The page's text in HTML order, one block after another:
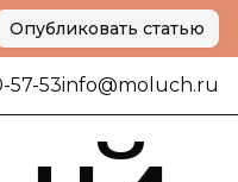
Опубликовать статью
57-53info@moluch.ru